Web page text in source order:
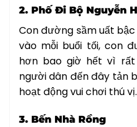
2. Phố Đi Bộ Nguyễn
Con đường sầm uất
vào mỗi buổi tối, con
hơn bao giờ hết vì
người dân đến đây tản
hoạt động vui chơi thú vị.
3. Bến Nhà Rồng